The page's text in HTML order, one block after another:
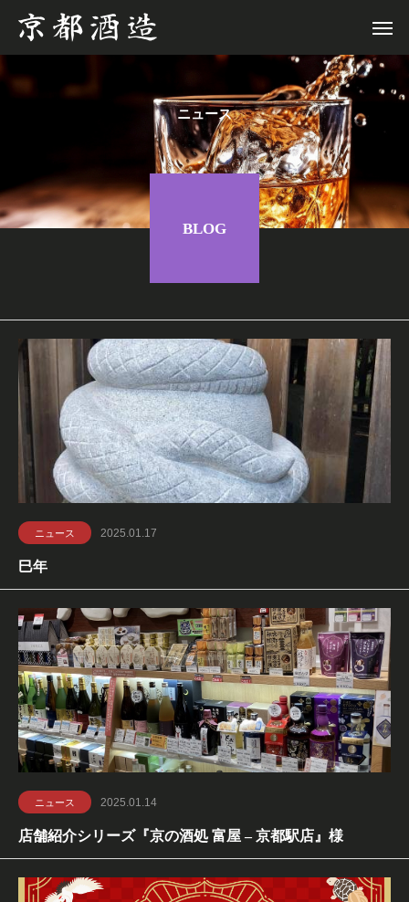
ニュース
BLOG
ニュース 2025.01.17
巳年
ニュース 2025.01.14
店舗紹介シリーズ『京の酒処 富屋 – 京都駅店』様